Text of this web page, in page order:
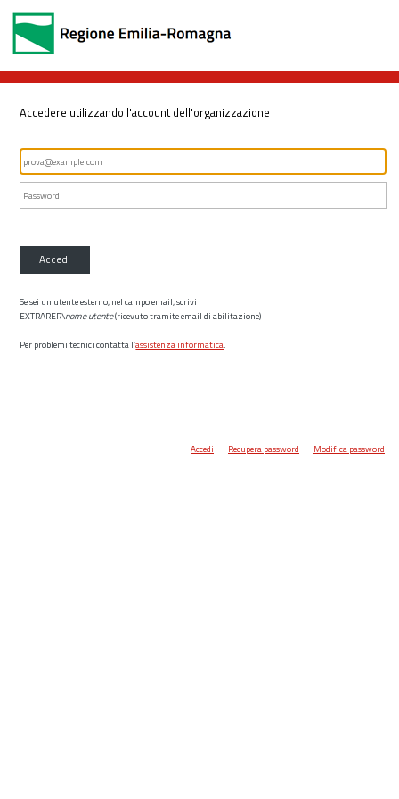
Accedere utilizzando l'account dell'organizzazione
Accedi
Se sei un utente esterno, nel campo email, scrivi
EXTRARER\nome utente(ricevuto tramite email di abilitazione)
Per problemi tecnici contatta l’assistenza informatica.
Accedi Recupera password Modifica password